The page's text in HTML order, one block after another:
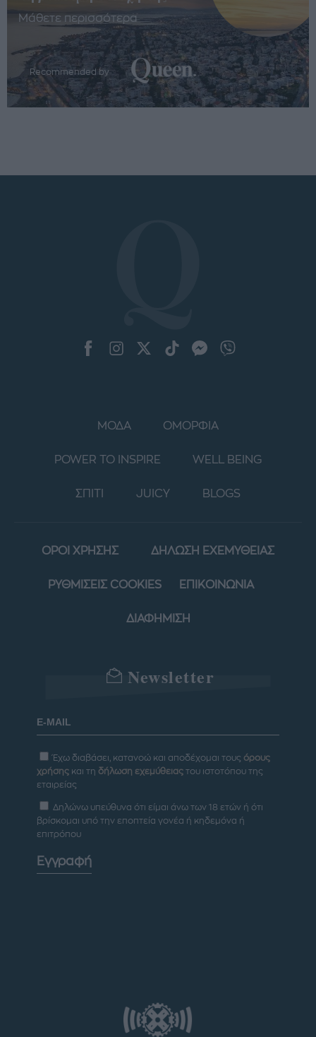
Μάθετε περισσότερα
Recommended by
ΜΟΔΑ ΟΜΟΡΦΙΑ
POWER TO INSPIRE WELL BEING
ΣΠΙΤΙ JUICY BLOGS
ΟΡΟΙ ΧΡΗΣΗΣ ΔΗΛΩΣΗ ΕΧΕΜΥΘΕΙΑΣ
ΡΥΘΜΙΣΕΙΣ COOKIES ΕΠΙΚΟΙΝΩΝΙΑ
ΔΙΑΦΗΜΙΣΗ
Newsletter
Έχω διαβάσει, κατανοώ και αποδέχομαι τους όρους
χρήσης και τη δήλωση εχεμύθειας του ιστοτόπου της
εταιρείας
Δηλώνω υπεύθυνα ότι είμαι άνω των 18 ετών ή ότι
βρίσκομαι υπό την εποπτεία γονέα ή κηδεμόνα ή
επιτρόπου
Εγγραφή